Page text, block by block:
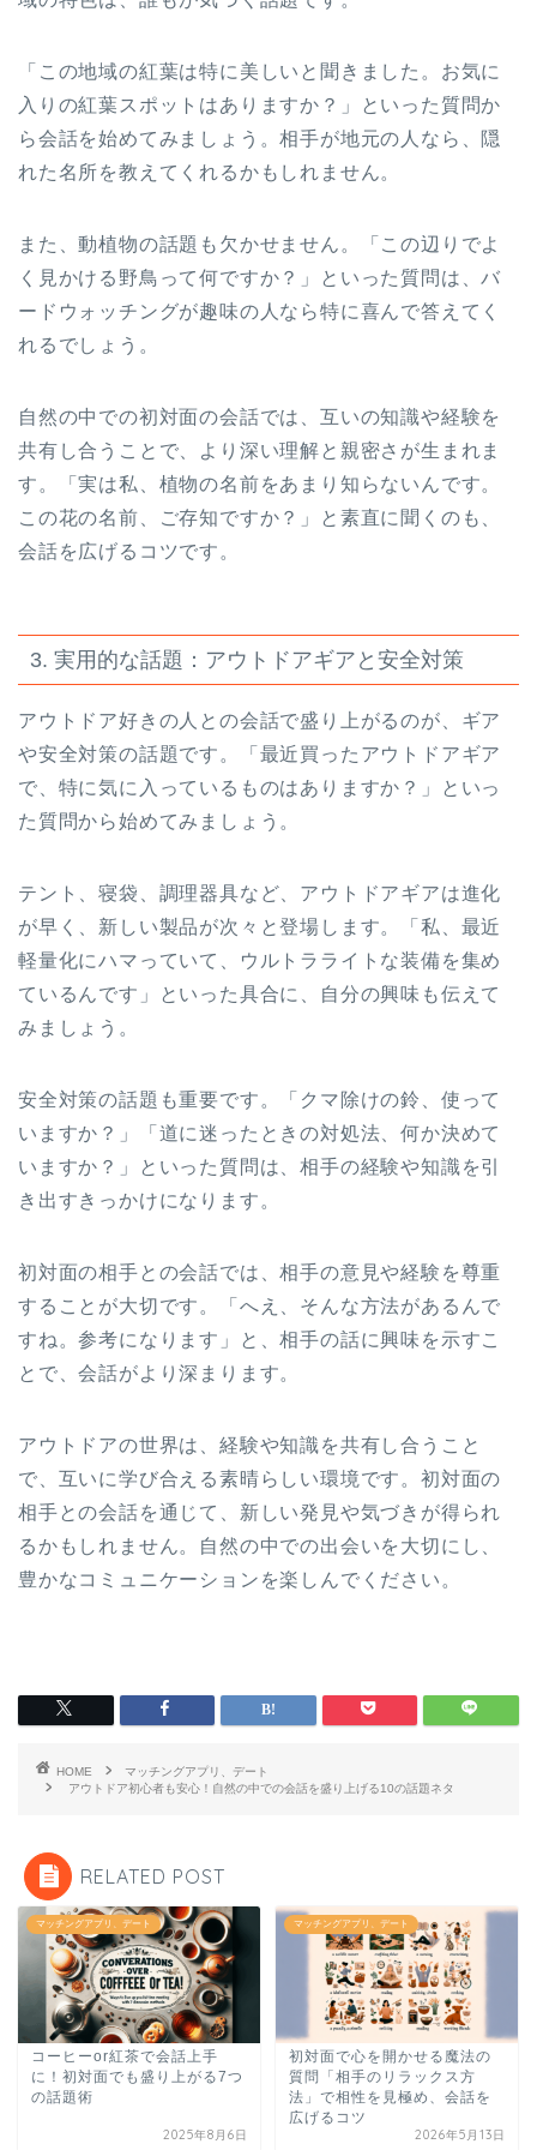
「この地域の紅葉は特に美しいと聞きました。お気に
入りの紅葉スポットはありますか？」といった質問か
ら会話を始めてみましょう。相手が地元の人なら、隠
れた名所を教えてくれるかもしれません。
また、動植物の話題も欠かせません。「この辺りでよ
く見かける野鳥って何ですか？」といった質問は、バ
ードウォッチングが趣味の人なら特に喜んで答えてく
れるでしょう。
自然の中での初対面の会話では、互いの知識や経験を
共有し合うことで、より深い理解と親密さが生まれま
す。「実は私、植物の名前をあまり知らないんです。
この花の名前、ご存知ですか？」と素直に聞くのも、
会話を広げるコツです。
3. 実用的な話題：アウトドアギアと安全対策
アウトドア好きの人との会話で盛り上がるのが、ギア
や安全対策の話題です。「最近買ったアウトドアギア
で、特に気に入っているものはありますか？」といっ
た質問から始めてみましょう。
テント、寝袋、調理器具など、アウトドアギアは進化
が早く、新しい製品が次々と登場します。「私、最近
軽量化にハマっていて、ウルトラライトな装備を集め
ているんです」といった具合に、自分の興味も伝えて
みましょう。
安全対策の話題も重要です。「クマ除けの鈴、使って
いますか？」「道に迷ったときの対処法、何か決めて
いますか？」といった質問は、相手の経験や知識を引
き出すきっかけになります。
初対面の相手との会話では、相手の意見や経験を尊重
することが大切です。「へえ、そんな方法があるんで
すね。参考になります」と、相手の話に興味を示すこ
とで、会話がより深まります。
アウトドアの世界は、経験や知識を共有し合うこと
で、互いに学び合える素晴らしい環境です。初対面の
相手との会話を通じて、新しい発見や気づきが得られ
るかもしれません。自然の中での出会いを大切にし、
豊かなコミュニケーションを楽しんでください。
HOME
マッチングアプリ、デート
アウトドア初心者も安心！自然の中での会話を盛り上げる10の話題ネタ
RELATED POST
マッチングアプリ、デート
コーヒーor紅茶で会話上手
に！初対面でも盛り上がる7つ
の話題術
2025年8月6日
マッチングアプリ、デート
初対面で心を開かせる魔法の
質問「相手のリラックス方
法」で相性を見極め、会話を
広げるコツ
2026年5月13日